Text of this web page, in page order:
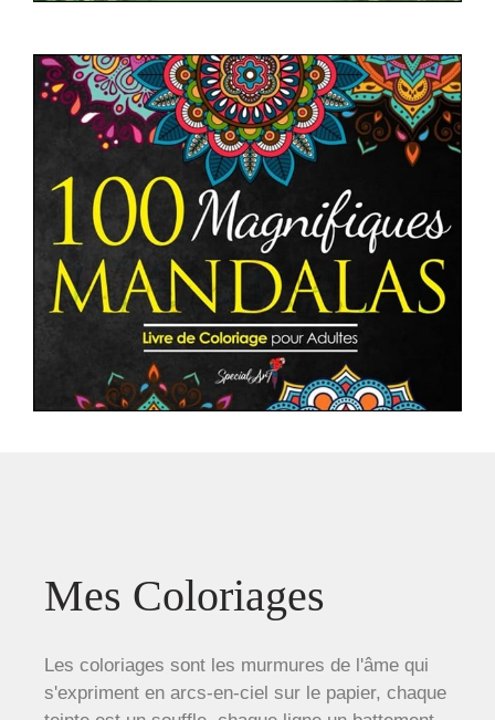
Mes Coloriages
Les coloriages sont les murmures de l'âme qui
s'expriment en arcs-en-ciel sur le papier, chaque